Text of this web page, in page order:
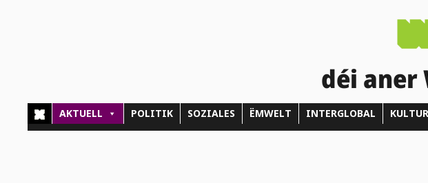
déi aner
AKTUELL POLITIK SOZIALES ËMWELT INTERGLOBAL KULTUR